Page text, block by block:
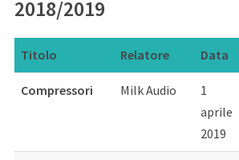
2018/2019
Titolo Relatore Data
Titolo
Relatore Data
Compressori Milk Audio
1
aprile
2019